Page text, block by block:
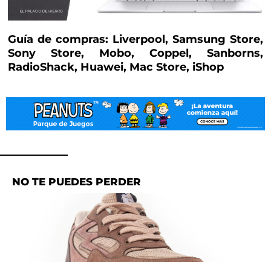
Guía de compras: Liverpool, Samsung Store,
Sony Store, Mobo, Coppel, Sanborns,
RadioShack, Huawei, Mac Store, iShop
NO TE PUEDES PERDER